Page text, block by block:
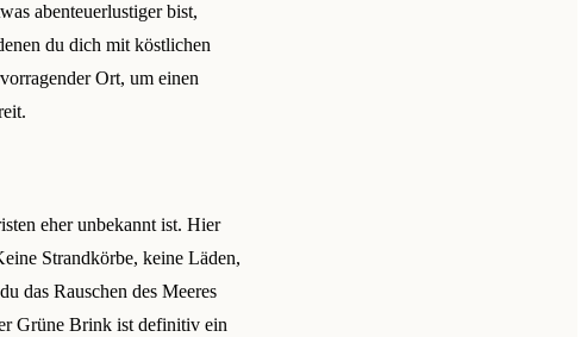
abenteuerlustiger bist,
du dich mit köstlichen
Ort, um einen
eher unbekannt ist. Hier
Strandkörbe, keine Läden,
das Rauschen des Meeres
Grüne Brink ist definitiv ein